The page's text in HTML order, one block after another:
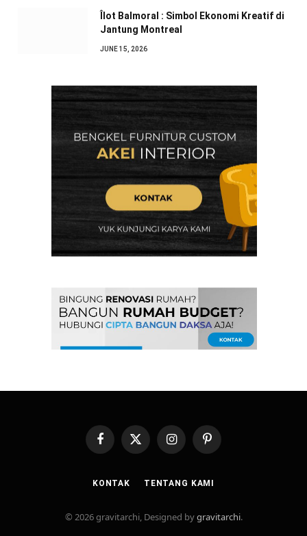
Îlot Balmoral : Simbol Ekonomi Kreatif di
Jantung Montreal
JUNE 15, 2026
FacebookX
(Twitter)
InstagramPinterest
KONTAK TENTANG KAMI
© 2026 gravitarchi, Designed bygravitarchi.